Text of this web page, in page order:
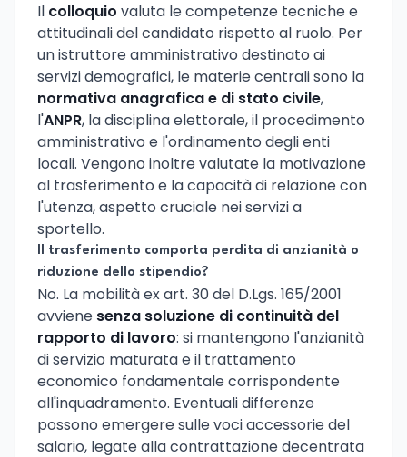
Il colloquio valuta le competenze tecniche e
attitudinali del candidato rispetto al ruolo. Per
un istruttore amministrativo destinato ai
servizi demografici, le materie centrali sono la
normativa anagrafica e di stato civile,
l'ANPR, la disciplina elettorale, il procedimento
amministrativo e l'ordinamento degli enti
locali. Vengono inoltre valutate la motivazione
al trasferimento e la capacità di relazione con
l'utenza, aspetto cruciale nei servizi a
sportello.
Il trasferimento comporta perdita di anzianità o
riduzione dello stipendio?
No. La mobilità ex art. 30 del D.Lgs. 165/2001
avviene senza soluzione di continuità del
rapporto di lavoro: si mantengono l'anzianità
di servizio maturata e il trattamento
economico fondamentale corrispondente
all'inquadramento. Eventuali differenze
possono emergere sulle voci accessorie del
salario, legate alla contrattazione decentrata